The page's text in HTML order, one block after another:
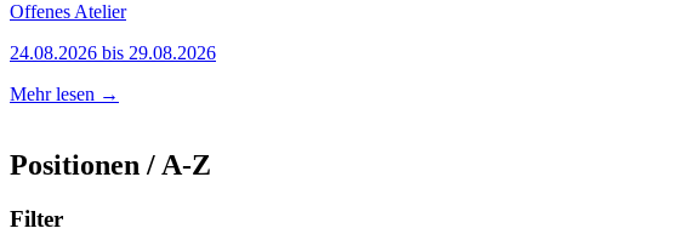
Offenes Atelier
24.08.2026 bis 29.08.2026
Mehr lesen →
Positionen / A-Z
Filter